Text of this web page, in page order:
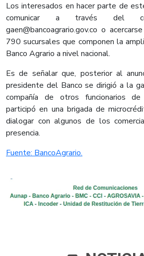
Los interesados en hacer parte de
comunicar a través del
gaen@bancoagrario.gov.co o
790 sucursales que componen la
Banco Agrario a nivel nacional.
Es de señalar que, posterior al
presidente del Banco se dirigió a la
compañía de otros funcionarios
participó en una brigada de
dialogar con algunos de los
presencia.​
Fuente: BancoAgrario.​